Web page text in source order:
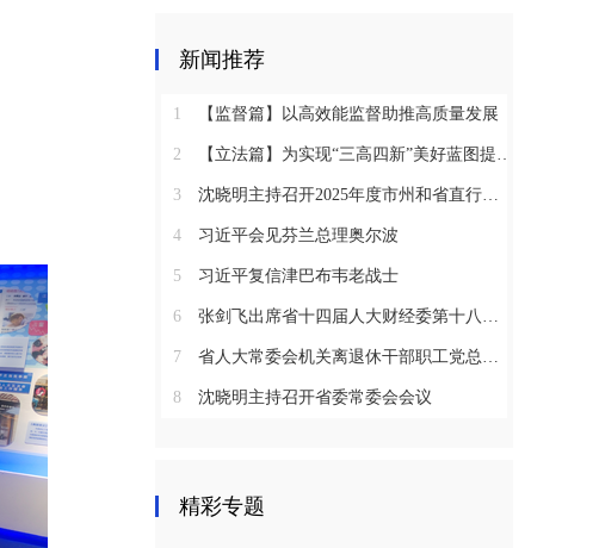
新闻推荐
1 【监督篇】以高效能监督助推高质量发展
2 【立法篇】为实现“三高四新”美好蓝图提供坚实法治保障
3 沈晓明主持召开2025年度市州和省直行业系统党（工）委书记抓基层党建工作述职评议会议
4 习近平会见芬兰总理奥尔波
5 习近平复信津巴布韦老战士
6 张剑飞出席省十四届人大财经委第十八次全体会议
7 省人大常委会机关离退休干部职工党总支召开2025年度总结表彰大会
8 沈晓明主持召开省委常委会会议
精彩专题